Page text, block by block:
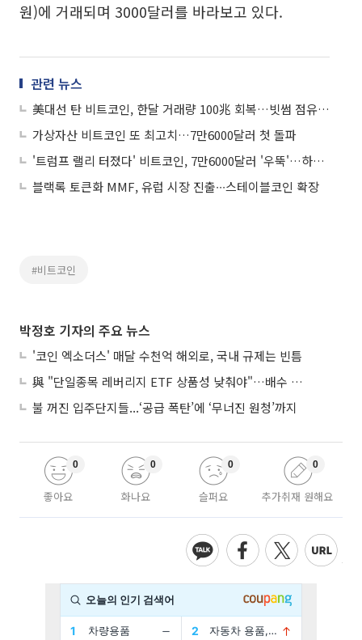
원)에 거래되며 3000달러를 바라보고 있다.
관련 뉴스
美대선 탄 비트코인, 한달 거래량 100兆 회복…빗썸 점유율 35% 돌파
가상자산 비트코인 또 최고치…7만6000달러 첫 돌파
'트럼프 랠리 터졌다' 비트코인, 7만6000달러 '우뚝'…하루 만에 또 사상 최고 경신
블랙록 토큰화 MMF, 유럽 시장 진출∙∙∙스테이블코인 확장
#비트코인
박정호 기자의 주요 뉴스
'코인 엑소더스' 매달 수천억 해외로, 국내 규제는 빈틈
與 "단일종목 레버리지 ETF 상품성 낮춰야"…배수 조정안도 거론
불 꺼진 입주단지들...‘공급 폭탄’에 ‘무너진 원청’까지
좋아요
0
화나요
0
슬퍼요
0
추가취재 원해요
0